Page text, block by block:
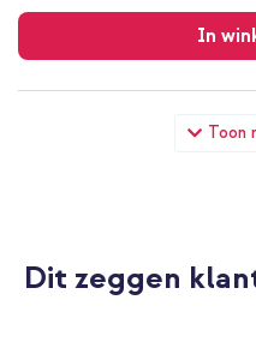
Toon
In
verzending
Selencia Sabi Pashouder
Powerbank 5.000 mAh -
Dit zeggen